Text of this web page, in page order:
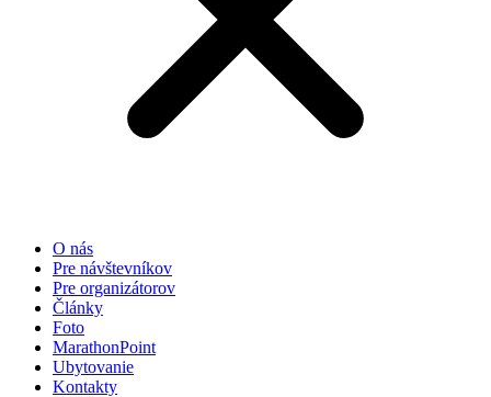
O nás
Pre návštevníkov
Pre organizátorov
Články
Foto
MarathonPoint
Ubytovanie
Kontakty